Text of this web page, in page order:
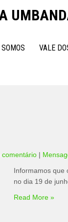
VALE
comentário |
Informamos que
no dia 19 de
Read More »